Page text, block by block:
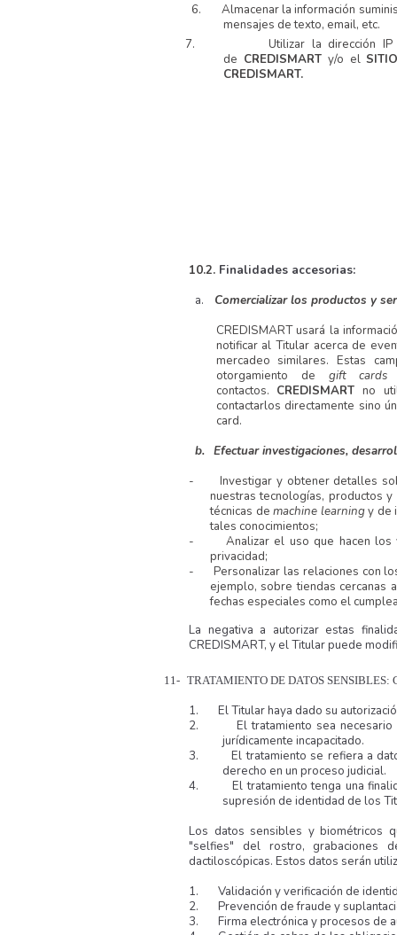
6.
Almacenar la información
mensajes de texto, email, etc.
7.
Utilizar la dirección
de CREDISMARTy/o el
CREDISMART.
10.2. Finalidades accesorias:
a.
Comercializar los productos y
CREDISMART usará la
notificar al Titular acerca de
mercadeo similares. Estas
otorgamiento de gift
contactos. CREDISMARTno
contactarlos directamente sino
card.
b. Efectuar investigaciones,
-
Investigar y obtener detalles
nuestras tecnologías, productos
técnicas demachine learningy de
tales conocimientos;
-
Analizar el uso que hacen
privacidad;
-
Personalizar las relaciones con
ejemplo, sobre tiendas cercanas
fechas especiales como el
La negativa a autorizar estas
CREDISMART, y el Titular puede
11- TRATAMIENTO DE DATOS SENSIBLES:
1.
El Titular haya dado su
2.
El tratamiento sea
jurídicamente incapacitado.
3.
El tratamiento se refiera a
derecho en un proceso judicial.
4.
El tratamiento tenga una
supresión de identidad de los
Los datos sensibles y biométricos
"selfies" del rostro, grabaciones
dactiloscópicas. Estos datos serán
1.
Validación y verificación de
2.
Prevención de fraude y
3.
Firma electrónica y procesos de